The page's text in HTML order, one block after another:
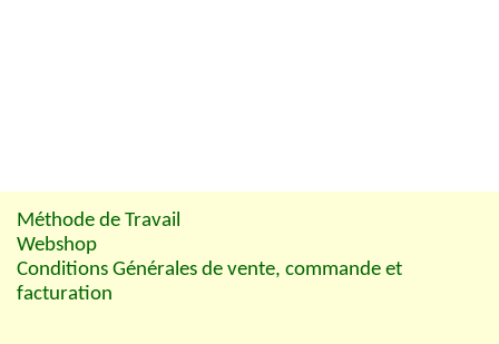
Méthode de Travail
Webshop
Conditions Générales de vente, commande et
facturation